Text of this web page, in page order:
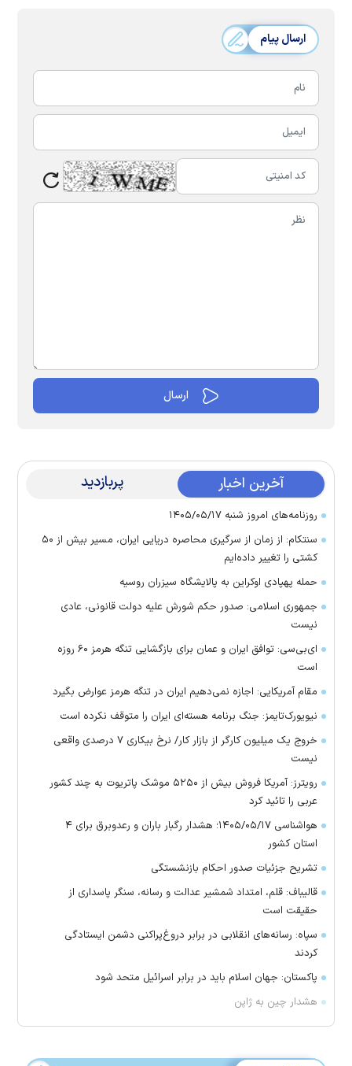
ارسال پیام
آخرین اخبار پربازدید
روزنامه‌های امروز شنبه ۱۴۰۵/۰۵/۱۷
سنتکام: از زمان از سرگیری محاصره دریایی ایران، مسیر بیش از ۵۰
کشتی را تغییر داده‌ایم
حمله پهپادی اوکراین به پالایشگاه سیزران روسیه
جمهوری اسلامی: صدور حکم شورش علیه دولت قانونی، عادی
نیست
ای‌بی‌سی: توافق ایران و عمان برای بازگشایی تنگه هرمز ۶۰ روزه
است
مقام آمریکایی: اجازه نمی‌دهیم ایران در تنگه هرمز عوارض بگیرد
نیویورک‌تایمز: جنگ برنامه هسته‌ای ایران را متوقف نکرده است
خروج یک میلیون کارگر از بازار کار/ نرخ بیکاری ۷ درصدی واقعی
نیست
رویترز: آمریکا فروش بیش از ۵۲۵۰ موشک پاتریوت به چند کشور
عربی را تائید کرد
هواشناسی ۱۴۰۵/۰۵/۱۷؛ هشدار رگبار باران و رعدوبرق برای ۴
استان کشور
تشریح جزئیات صدور احکام بازنشستگی
قالیباف: قلم، امتداد شمشیر عدالت و رسانه، سنگر پاسداری از
حقیقت است
سپاه: رسانه‌های انقلابی در برابر دروغ‌پراکنی دشمن ایستادگی
کردند
پاکستان: جهان اسلام باید در برابر اسرائیل متحد شود
هشدار چین به ژاپن